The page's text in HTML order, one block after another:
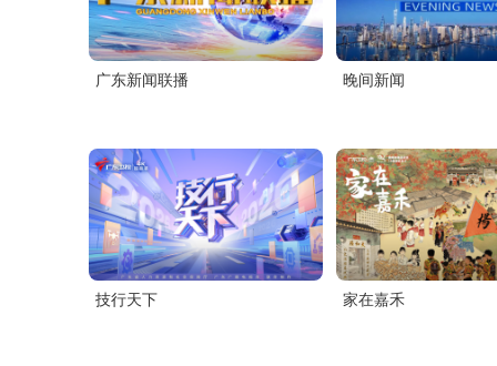
广播 融媒工作室
剧集
交通之声 南方生活广播
珠江之声 股市广播
广东新闻联播 晚间新闻
技行天下 家在嘉禾